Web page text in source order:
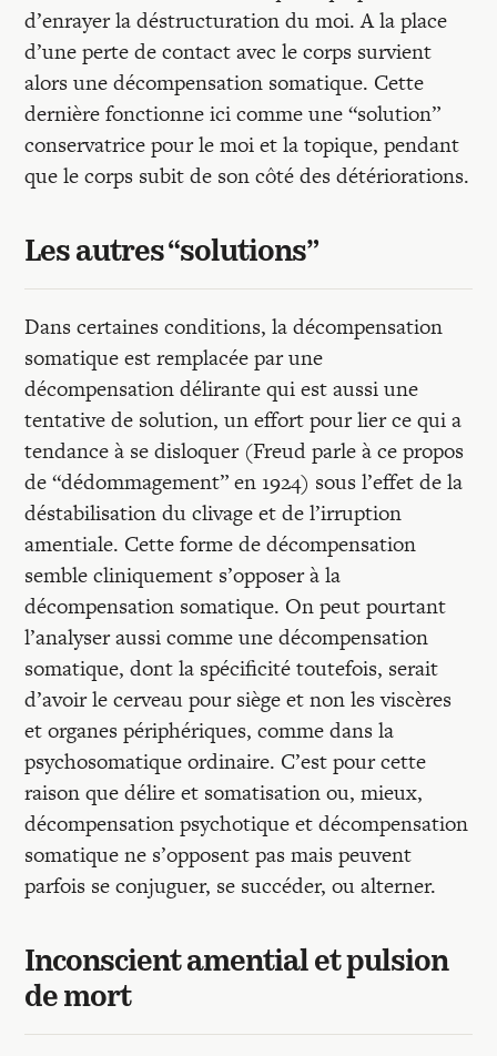
d’enrayer la déstructuration du moi. A la place
d’une perte de contact avec le corps survient
alors une décompensation somatique. Cette
dernière fonctionne ici comme une “solution”
conservatrice pour le moi et la topique, pendant
que le corps subit de son côté des détériorations.
Les autres “solutions”
Dans certaines conditions, la décompensation
somatique est remplacée par une
décompensation délirante qui est aussi une
tentative de solution, un effort pour lier ce qui a
tendance à se disloquer (Freud parle à ce propos
de “dédommagement” en 1924) sous l’effet de la
déstabilisation du clivage et de l’irruption
amentiale. Cette forme de décompensation
semble cliniquement s’opposer à la
décompensation somatique. On peut pourtant
l’analyser aussi comme une décompensation
somatique, dont la spécificité toutefois, serait
d’avoir le cerveau pour siège et non les viscères
et organes périphériques, comme dans la
psychosomatique ordinaire. C’est pour cette
raison que délire et somatisation ou, mieux,
décompensation psychotique et décompensation
somatique ne s’opposent pas mais peuvent
parfois se conjuguer, se succéder, ou alterner.
Inconscient amential et pulsion
de mort